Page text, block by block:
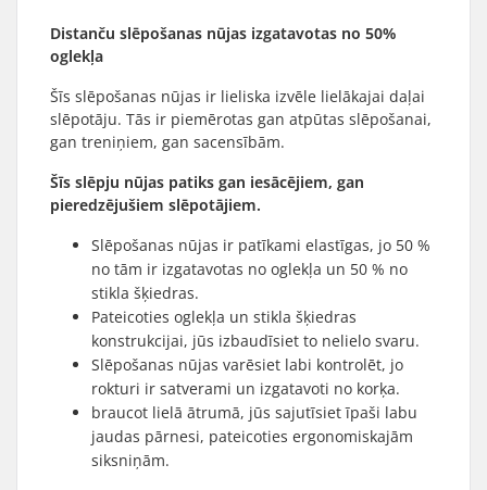
Distanču slēpošanas nūjas izgatavotas no 50%
oglekļa
Šīs slēpošanas nūjas ir lieliska izvēle lielākajai daļai
slēpotāju. Tās ir piemērotas gan atpūtas slēpošanai,
gan treniņiem, gan sacensībām.
Šīs slēpju nūjas patiks gan iesācējiem, gan
pieredzējušiem slēpotājiem.
Slēpošanas nūjas ir patīkami elastīgas, jo 50 %
no tām ir izgatavotas no oglekļa un 50 % no
stikla šķiedras.
Pateicoties oglekļa un stikla šķiedras
konstrukcijai, jūs izbaudīsiet to nelielo svaru.
Slēpošanas nūjas varēsiet labi kontrolēt, jo
rokturi ir satverami un izgatavoti no korķa.
braucot lielā ātrumā, jūs sajutīsiet īpaši labu
jaudas pārnesi, pateicoties ergonomiskajām
siksniņām.